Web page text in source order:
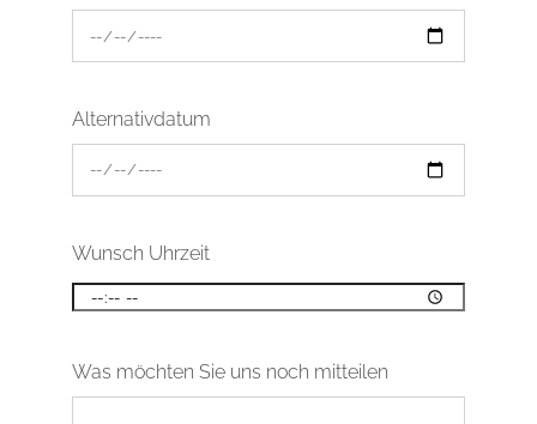
Alternativdatum
Wunsch Uhrzeit
Was möchten Sie uns noch mitteilen